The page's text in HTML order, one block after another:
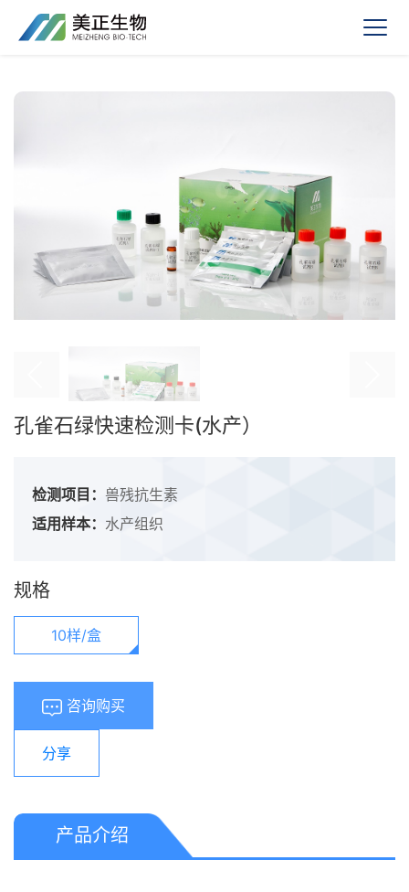
孔雀石绿快速检测卡(水产）
检测项目： 兽残抗生素
适用样本： 水产组织
规格
10样/盒
咨询购买
分享
产品介绍